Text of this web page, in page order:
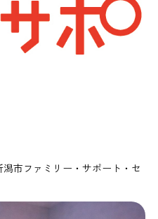
市ファミリー・サポート・セ